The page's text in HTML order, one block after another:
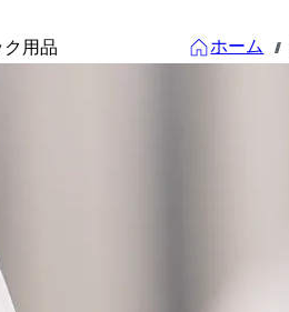
用品 ホーム ///